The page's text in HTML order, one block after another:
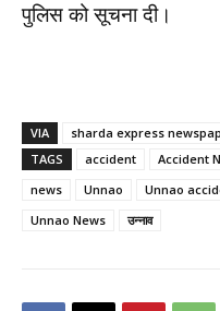
पुलिस को सूचना दी।
VIA
sharda express
TAGS
accident Accident
news
Unnao Unnao
Unnao News
उन्नाव